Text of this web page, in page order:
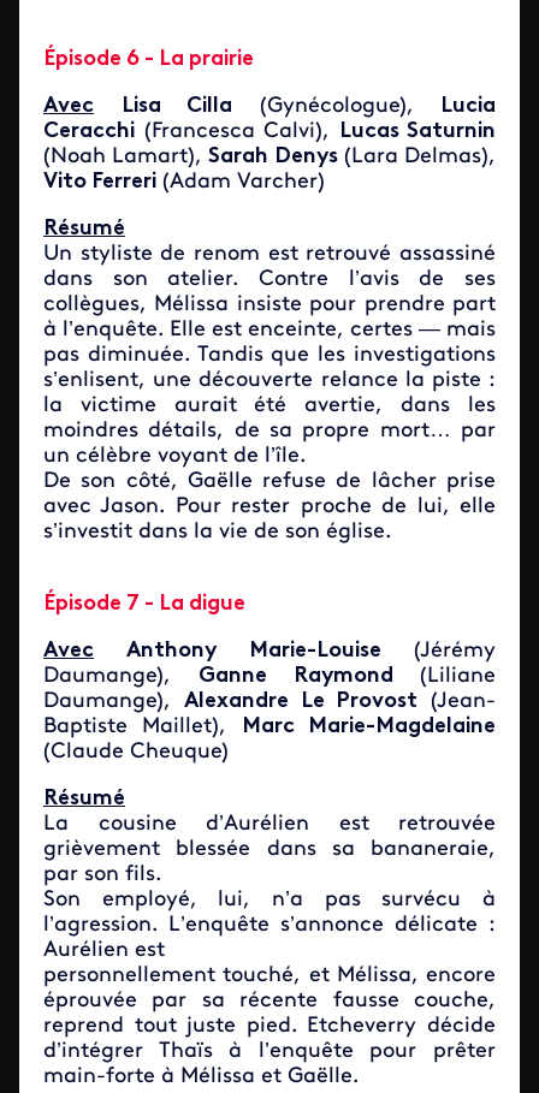
Épisode 6 - La prairie
Avec Lisa Cilla (Gynécologue),
Lucia
Ceracchi (Francesca Calvi),
Lucas Saturnin
(Noah Lamart),Sarah Denys(Lara Delmas),
Vito Ferreri (Adam Varcher)
Résumé
Un styliste de renom est retrouvé assassiné
dans son atelier. Contre l’avis de ses
collègues, Mélissa insiste pour prendre part
à l’enquête. Elle est enceinte, certes — mais
pas diminuée. Tandis que les investigations
s’enlisent, une découverte relance la piste :
la victime aurait été avertie, dans les
moindres détails, de sa propre mort… par
un célèbre voyant de l’île.
De son côté, Gaëlle refuse de lâcher prise
avec Jason. Pour rester proche de lui, elle
s’investit dans la vie de son église.
Épisode 7 - La digue
Avec Anthony Marie-Louise (Jérémy
Daumange), Ganne Raymond (Liliane
Daumange), Alexandre Le Provost (Jean-
Baptiste Maillet),
Marc Marie-Magdelaine
(Claude Cheuque)
Résumé
La cousine d’Aurélien est retrouvée
grièvement blessée dans sa bananeraie,
par son fils.
Son employé, lui, n’a pas survécu à
l’agression. L’enquête s’annonce délicate :
Aurélien est
personnellement touché, et Mélissa, encore
éprouvée par sa récente fausse couche,
reprend tout juste pied. Etcheverry décide
d’intégrer Thaïs à l’enquête pour prêter
main-forte à Mélissa et Gaëlle.